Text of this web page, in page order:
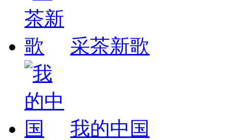
采茶新歌
我的中国